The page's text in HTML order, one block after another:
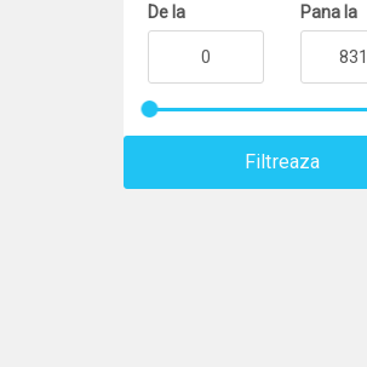
ZFISH
De la
Pana la
Filtreaza